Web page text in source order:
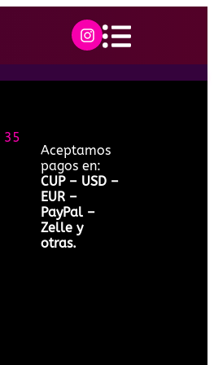
35
Aceptamos
pagos en:
CUP – USD –
EUR –
PayPal –
Zelle y
otras.